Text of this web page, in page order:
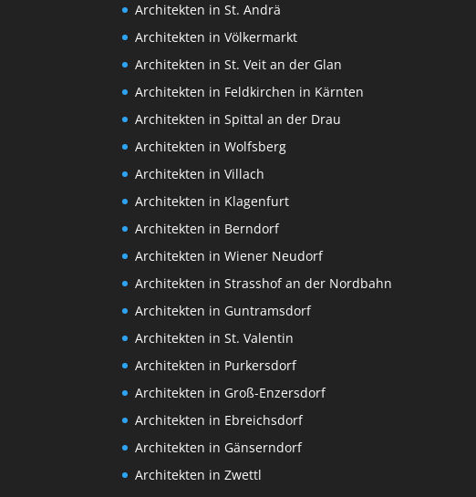
Architekten in St. Andrä
Architekten in Völkermarkt
Architekten in St. Veit an der Glan
Architekten in Feldkirchen in Kärnten
Architekten in Spittal an der Drau
Architekten in Wolfsberg
Architekten in Villach
Architekten in Klagenfurt
Architekten in Berndorf
Architekten in Wiener Neudorf
Architekten in Strasshof an der Nordbahn
Architekten in Guntramsdorf
Architekten in St. Valentin
Architekten in Purkersdorf
Architekten in Groß-Enzersdorf
Architekten in Ebreichsdorf
Architekten in Gänserndorf
Architekten in Zwettl